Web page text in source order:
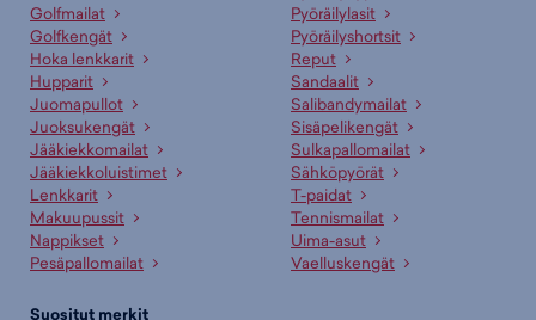
Golfmailat
Golfkengät
Hoka lenkkarit
Hupparit
Juomapullot
Juoksukengät
Jääkiekkomailat
Jääkiekkoluistimet
Lenkkarit
Makuupussit
Nappikset
Pesäpallomailat
Pyöräilylasit
Pyöräilyshortsit
Reput
Sandaalit
Salibandymailat
Sisäpelikengät
Sulkapallomailat
Sähköpyörät
T-paidat
Tennismailat
Uima-asut
Vaelluskengät
Suositut merkit